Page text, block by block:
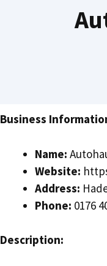
Business
Name:
Website:
Address:
Phone: 0176
Description: